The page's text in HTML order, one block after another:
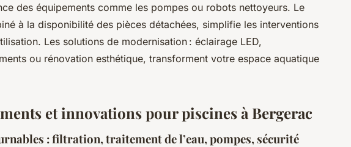
des équipements comme les pompes ou robots nettoyeurs. Le
à la disponibilité des pièces détachées, simplifie les interventions
Les solutions de modernisation : éclairage LED,
ou rénovation esthétique, transforment votre espace aquatique
et innovations pour piscines à Bergerac
: filtration, traitement de l’eau, pompes, sécurité